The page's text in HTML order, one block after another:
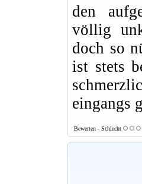
den
völlig
doch so
ist stets
eingangs
Bewerten - Schlecht